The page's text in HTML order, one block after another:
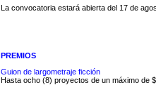
La convocatoria estará abierta del 17 de
PREMIOS
Guion de largometraje ficción
Hasta ocho (8) proyectos de un máximo de